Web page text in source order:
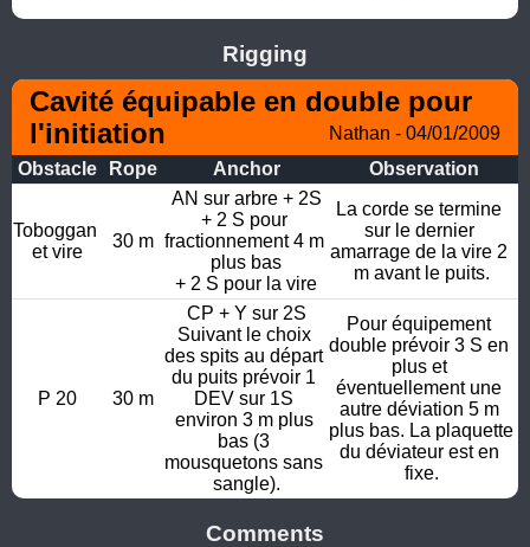
Rigging
Cavité équipable en double pour
l'initiation
Nathan - 04/01/2009
Obstacle
Rope Anchor Observation
Toboggan
et vire
30 m
AN sur arbre + 2S
+ 2 S pour
fractionnement 4 m
plus bas
+ 2 S pour la vire
La corde se termine
sur le dernier
amarrage de la vire 2
m avant le puits.
P 20 30 m
CP + Y sur 2S
Suivant le choix
des spits au départ
du puits prévoir 1
DEV sur 1S
environ 3 m plus
bas (3
mousquetons sans
sangle).
Pour équipement
double prévoir 3 S en
plus et
éventuellement une
autre déviation 5 m
plus bas. La plaquette
du déviateur est en
fixe.
Comments